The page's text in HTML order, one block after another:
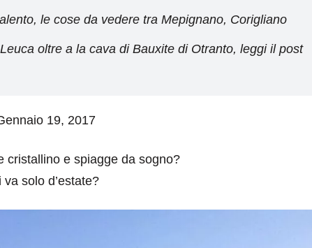
le cose da vedere tra Mepignano, Corigliano
oltre a la cava di Bauxite di Otranto, leggi il post
19, 2017
cristallino e spiagge da sogno?
solo d’estate?